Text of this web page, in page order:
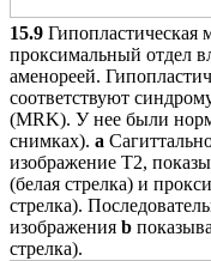
15.9 Гипопластическая
проксимальный отдел
аменореей.
соответствуют
(MRK). У нее были
снимках). а
изображение T2,
(белая стрелка) и
стрелка).
изображения b
стрелка).